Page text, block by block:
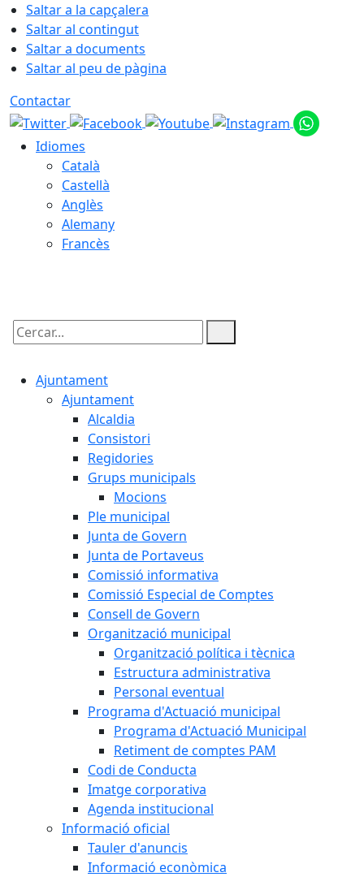
Saltar a la capçalera
Saltar al contingut
Saltar a documents
Saltar al peu de pàgina
Contactar
Idiomes
Català
Castellà
Anglès
Alemany
Francès
Cercar:
Ajuntament
Ajuntament
Alcaldia
Consistori
Regidories
Grups municipals
Mocions
Ple municipal
Junta de Govern
Junta de Portaveus
Comissió informativa
Comissió Especial de Comptes
Consell de Govern
Organització municipal
Organització política i tècnica
Estructura administrativa
Personal eventual
Programa d'Actuació municipal
Programa d'Actuació Municipal
Retiment de comptes PAM
Codi de Conducta
Imatge corporativa
Agenda institucional
Informació oficial
Tauler d'anuncis
Informació econòmica